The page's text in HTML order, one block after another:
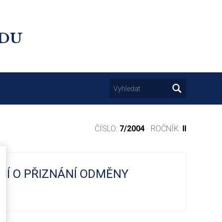
ČÍSLO: 7/2004 · ROČNÍK:
O PŘIZNÁNÍ ODMĚNY